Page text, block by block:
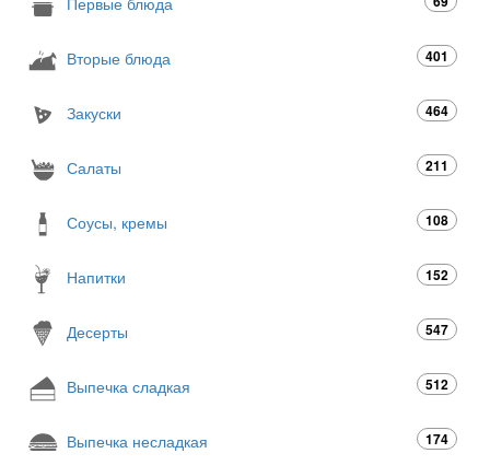
Вторые блюда 401
Закуски 464
Салаты 211
Соусы, кремы 108
Напитки 152
Десерты 547
Выпечка сладкая 512
Выпечка несладкая 174